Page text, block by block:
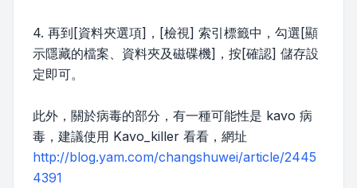
4. 再到[資料夾選項]，[檢視] 索引標籤中，勾選[顯
示隱藏的檔案、資料夾及磁碟機]，按[確認] 儲存設
定即可。
此外，關於病毒的部分，有一種可能性是 kavo 病
毒，建議使用 Kavo_killer 看看，網址
http://blog.yam.com/changshuwei/article/2445
4391